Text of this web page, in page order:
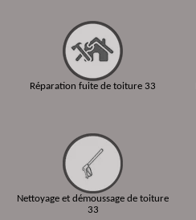
Réparation fuite de toiture 33
Nettoyage et démoussage de toiture
33